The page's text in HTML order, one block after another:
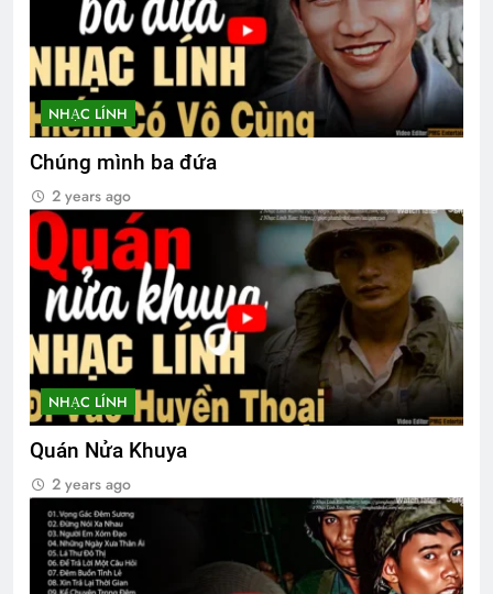
NHẠC LÍNH
Chúng mình ba đứa
2 years ago
NHẠC LÍNH
Quán Nửa Khuya
2 years ago